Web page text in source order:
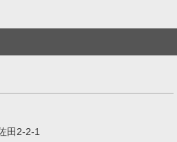
田2-2-1